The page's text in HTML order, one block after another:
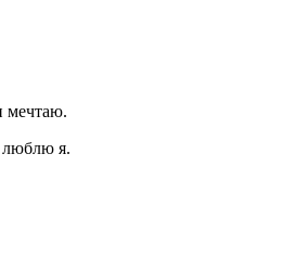
мечтаю.
люблю я.